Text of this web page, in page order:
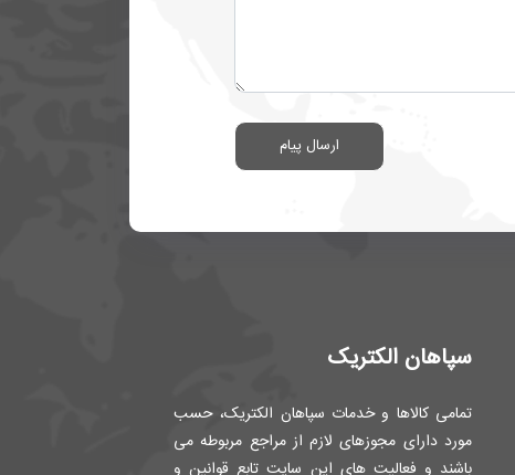
ارسال پیام
سپاهان الکتریک
تمامی کالاها و خدمات سپاهان الکتریک، حسب
مورد دارای مجوزهای لازم از مراجع مربوطه می
باشند و فعالیت های این سایت تابع قوانین و